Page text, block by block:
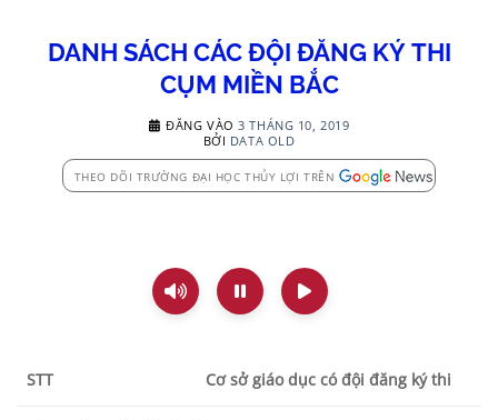
DANH SÁCH CÁC ĐỘI ĐĂNG KÝ THI
CỤM MIỀN BẮC
ĐĂNG VÀO3 THÁNG 10, 2019
BỞI DATA OLD
THEO DÕI TRƯỜNG ĐẠI HỌC THỦY LỢI TRÊN
STT Cơ sở giáo dục có đội đăng ký thi